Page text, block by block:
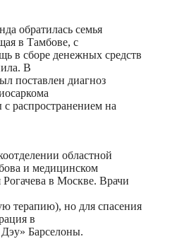
обратилась семья
в Тамбове, с
в сборе денежных средств
В
поставлен диагноз
с распространением на
областной
и медицинском
в Москве. Врачи
терапию), но для спасения
в
Барселоны.